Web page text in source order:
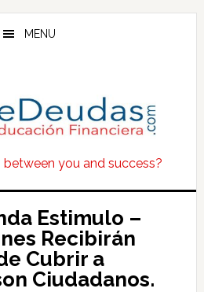
MENU
Estimulo –
Recibirán
Cubrir a
Ciudadanos.